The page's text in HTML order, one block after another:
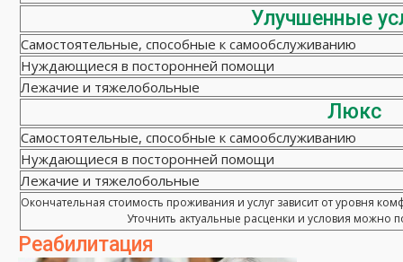
Улучшенные
Самостоятельные, способные к самообслуживанию
Нуждающиеся в посторонней помощи
Лежачие и тяжелобольные
Люкс
Самостоятельные, способные к самообслуживанию
Нуждающиеся в посторонней помощи
Лежачие и тяжелобольные
Окончательная стоимость проживания и услуг зависит от уровня
Уточнить актуальные расценки и условия можно
Реабилитация